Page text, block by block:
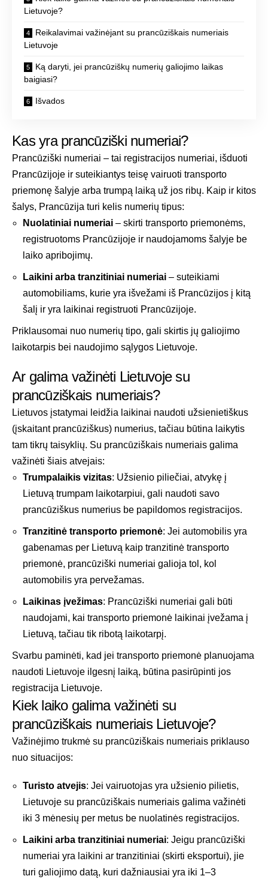
Lietuvoje?
Reikalavimai važinėjant su prancūziškais numeriais
Lietuvoje
Ką daryti, jei prancūziškų numerių galiojimo laikas
baigiasi?
Išvados
Kas yra prancūziški numeriai?
Prancūziški numeriai – tai registracijos numeriai, išduoti
Prancūzijoje ir suteikiantys teisę vairuoti transporto
priemonę šalyje arba trumpą laiką už jos ribų. Kaip ir kitos
šalys, Prancūzija turi kelis numerių tipus:
Nuolatiniai numeriai – skirti transporto priemonėms,
registruotoms Prancūzijoje ir naudojamoms šalyje be
laiko apribojimų.
Laikini arba tranzitiniai numeriai – suteikiami
automobiliams, kurie yra išvežami iš Prancūzijos į kitą
šalį ir yra laikinai registruoti Prancūzijoje.
Priklausomai nuo numerių tipo, gali skirtis jų galiojimo
laikotarpis bei naudojimo sąlygos Lietuvoje.
Ar galima važinėti Lietuvoje su
prancūziškais numeriais?
Lietuvos įstatymai leidžia laikinai naudoti užsienietiškus
(įskaitant prancūziškus) numerius, tačiau būtina laikytis
tam tikrų taisyklių. Su prancūziškais numeriais galima
važinėti šiais atvejais:
Trumpalaikis vizitas: Užsienio piliečiai, atvykę į
Lietuvą trumpam laikotarpiui, gali naudoti savo
prancūziškus numerius be papildomos registracijos.
Tranzitinė transporto priemonė: Jei automobilis yra
gabenamas per Lietuvą kaip tranzitinė transporto
priemonė, prancūziški numeriai galioja tol, kol
automobilis yra pervežamas.
Laikinas įvežimas: Prancūziški numeriai gali būti
naudojami, kai transporto priemonė laikinai įvežama į
Lietuvą, tačiau tik ribotą laikotarpį.
Svarbu paminėti, kad jei transporto priemonė planuojama
naudoti Lietuvoje ilgesnį laiką, būtina pasirūpinti jos
registracija Lietuvoje.
Kiek laiko galima važinėti su
prancūziškais numeriais Lietuvoje?
Važinėjimo trukmė su prancūziškais numeriais priklauso
nuo situacijos:
Turisto atvejis: Jei vairuotojas yra užsienio pilietis,
Lietuvoje su prancūziškais numeriais galima važinėti
iki 3 mėnesių per metus be nuolatinės registracijos.
Laikini arba tranzitiniai numeriai: Jeigu prancūziški
numeriai yra laikini ar tranzitiniai (skirti eksportui), jie
turi galiojimo datą, kuri dažniausiai yra iki 1–3